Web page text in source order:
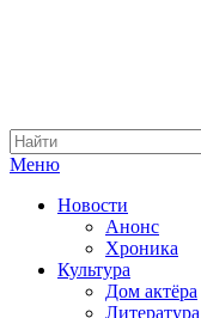
Меню
Новости
Анонс
Хроника
Культура
Дом актёра
Литература